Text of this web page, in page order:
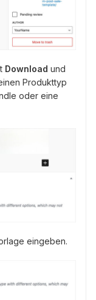
Download und
Produkttyp
oder eine
eingeben.